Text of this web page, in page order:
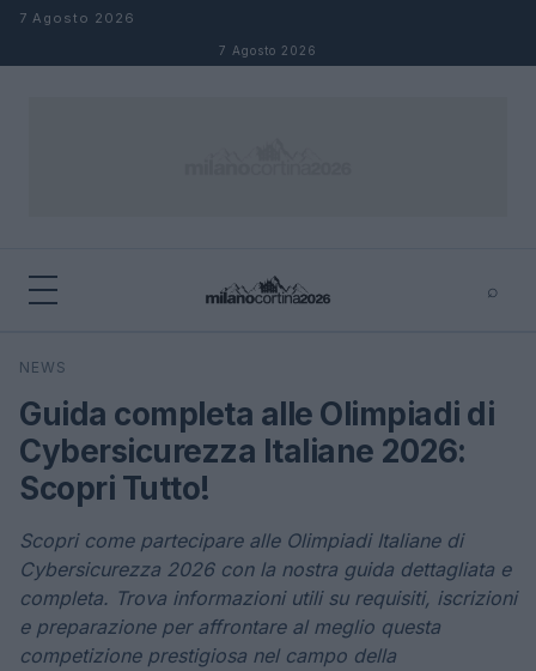
Salta al contenuto
7 Agosto 2026
7 Agosto 2026
⌕
Cerca
NEWS
Guida completa alle Olimpiadi di
Cybersicurezza Italiane 2026:
Scopri Tutto!
Scopri come partecipare alle Olimpiadi Italiane di
Cybersicurezza 2026 con la nostra guida dettagliata e
completa. Trova informazioni utili su requisiti, iscrizioni
e preparazione per affrontare al meglio questa
competizione prestigiosa nel campo della